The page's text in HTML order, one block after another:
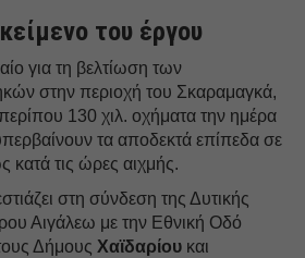
του έργου
για τη βελτίωση των
στην περιοχή του Σκαραμαγκά,
130 χιλ. οχήματα την ημέρα
τα αποδεκτά επίπεδα σε
κατά τις ώρες αιχμής.
στη σύνδεση της Δυτικής
Αιγάλεω με την Εθνική Οδό
Δήμους Χαϊδαρίου και